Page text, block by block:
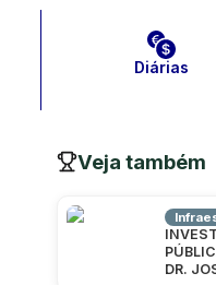
Diárias
Veja também
DR.